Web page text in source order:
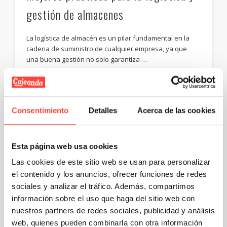
Consentimiento Detalles Acerca de las cookies
Esta página web usa cookies
Las cookies de este sitio web se usan para personalizar
el contenido y los anuncios, ofrecer funciones de redes
sociales y analizar el tráfico. Además, compartimos
información sobre el uso que haga del sitio web con
nuestros partners de redes sociales, publicidad y análisis
web, quienes pueden combinarla con otra información
gestión de almacenes
La logística de almacén es un pilar fundamental en la
cadena de suministro de cualquier empresa, ya que
una buena gestión no solo garantiza …
Email
¿Cómo enviar un paquete y que lo
pague el destinatario?
En el amplio mundo de los envíos, enviar un paquete y
que sea el destinatario quien pague el coste del envío